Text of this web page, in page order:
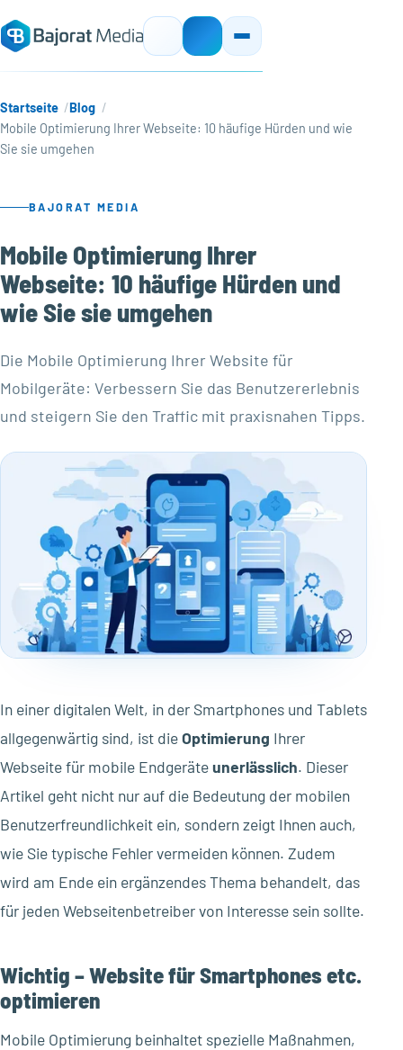
Startseite
Blog
Mobile Optimierung Ihrer Webseite: 10 häufige Hürden und wie
Sie sie umgehen
BAJORAT MEDIA
Mobile Optimierung Ihrer
Webseite: 10 häufige Hürden und
wie Sie sie umgehen
Die Mobile Optimierung Ihrer Website für
Mobilgeräte: Verbessern Sie das Benutzererlebnis
und steigern Sie den Traffic mit praxisnahen Tipps.
In einer digitalen Welt, in der Smartphones und Tablets
allgegenwärtig sind, ist dieOptimierung Ihrer
Webseite für mobile Endgeräteunerlässlich. Dieser
Artikel geht nicht nur auf die Bedeutung der mobilen
Benutzerfreundlichkeit ein, sondern zeigt Ihnen auch,
wie Sie typische Fehler vermeiden können. Zudem
wird am Ende ein ergänzendes Thema behandelt, das
für jeden Webseitenbetreiber von Interesse sein sollte.
Wichtig – Website für Smartphones etc.
optimieren
Mobile Optimierung beinhaltet spezielle Maßnahmen,